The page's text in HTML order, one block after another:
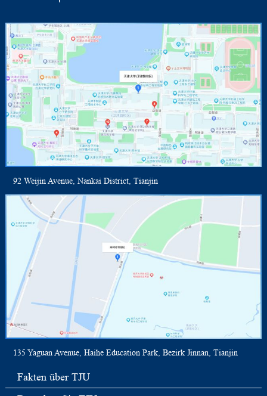
92 Weijin Avenue, Nankai District, Tianjin
135 Yaguan Avenue, Haihe Education Park, Bezirk Jinnan, Tianjin
Fakten über TJU